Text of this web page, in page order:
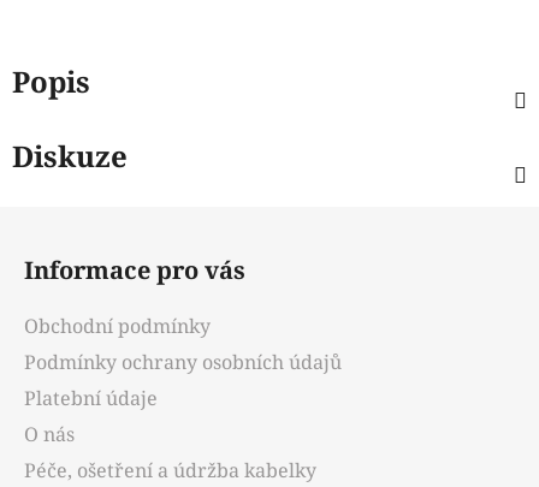
Popis
Diskuze
Informace pro vás
Obchodní podmínky
Podmínky ochrany osobních údajů
Platební údaje
O nás
Péče, ošetření a údržba kabelky